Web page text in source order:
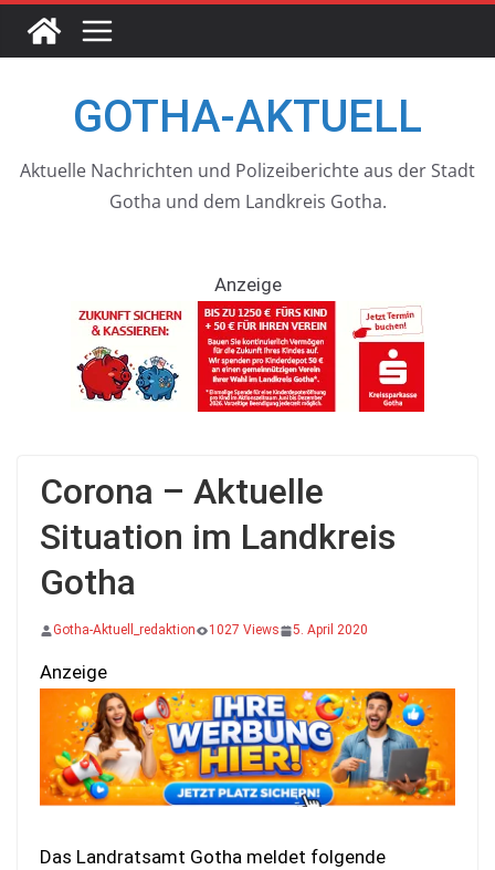
GOTHA-AKTUELL
Aktuelle Nachrichten und Polizeiberichte aus der Stadt
Gotha und dem Landkreis Gotha.
Anzeige
Corona – Aktuelle
Situation im Landkreis
Gotha
Gotha-Aktuell_redaktion 1027 Views 5. April 2020
Anzeige
Das Landratsamt Gotha meldet folgende